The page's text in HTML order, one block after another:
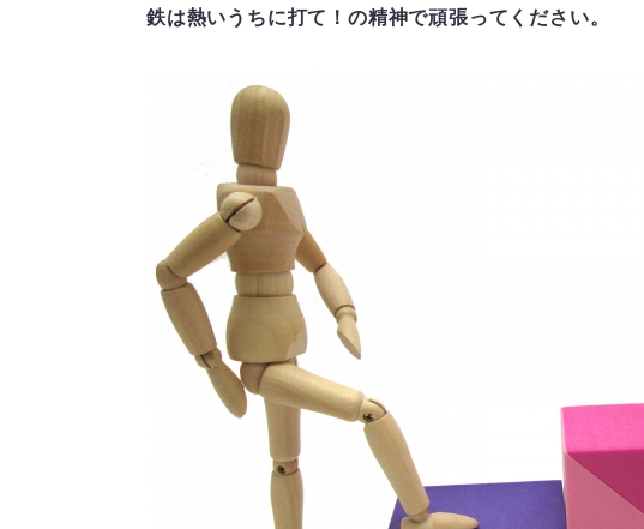
鉄は熱いうちに打て！の精神で頑張ってください。